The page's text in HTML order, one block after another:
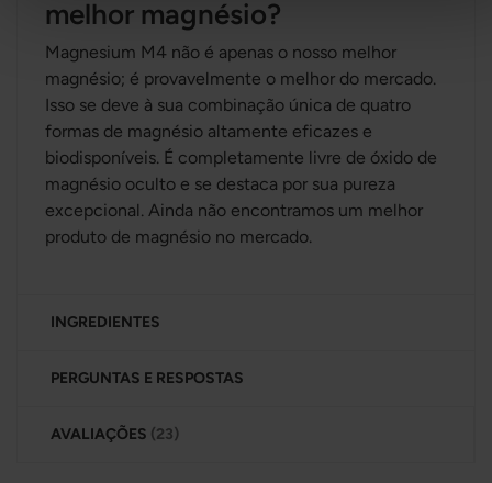
melhor magnésio?
Magnesium M4 não é apenas o nosso melhor
magnésio; é provavelmente o melhor do mercado.
Isso se deve à sua combinação única de quatro
formas de magnésio altamente eficazes e
biodisponíveis. É completamente livre de óxido de
magnésio oculto e se destaca por sua pureza
excepcional. Ainda não encontramos um melhor
produto de magnésio no mercado.
INGREDIENTES
PERGUNTAS E RESPOSTAS
AVALIAÇÕES 23